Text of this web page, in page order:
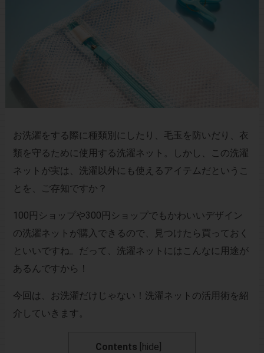
お洗濯をする際に種類別にしたり、毛玉を防いだり、衣
類を守るために使用する洗濯ネット。しかし、この洗濯
ネットが実は、洗濯以外にも使えるアイテムだというこ
とを、ご存知ですか？
100円ショップや300円ショップでもかわいいデザイン
の洗濯ネットが購入できるので、見つけたら買っておく
といいですね。だって、洗濯ネットにはこんなに用途が
あるんですから！
今回は、お洗濯だけじゃない！洗濯ネットの活用術を紹
介していきます。
Contents hide